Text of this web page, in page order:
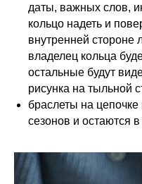
даты, важных слов,
кольцо надеть и
внутренней стороне
владелец кольца
остальные будут
рисунка на тыльной
браслеты на
сезонов и остаются